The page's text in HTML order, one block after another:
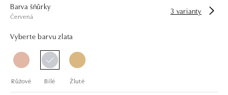
Barva šňůrky
Červená
3 varianty
Vyberte barvu zlata
Růžové Bílé Žluté